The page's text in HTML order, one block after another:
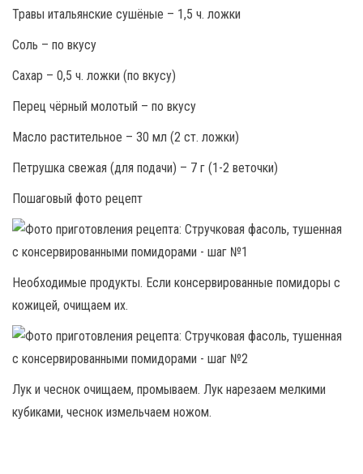
Травы итальянские сушёные – 1,5 ч. ложки
Соль – по вкусу
Сахар – 0,5 ч. ложки (по вкусу)
Перец чёрный молотый – по вкусу
Масло растительное – 30 мл (2 ст. ложки)
Петрушка свежая (для подачи) – 7 г (1-2 веточки)
Пошаговый фото рецепт
Необходимые продукты. Если консервированные помидоры с
кожицей, очищаем их.
Лук и чеснок очищаем, промываем. Лук нарезаем мелкими
кубиками, чеснок измельчаем ножом.